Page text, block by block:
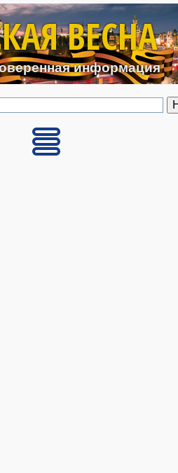
Перейти к основному
ВЕСНА
информация